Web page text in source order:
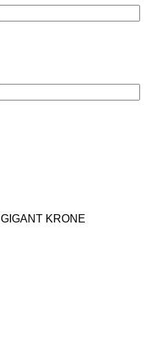
GIGANT KRONE